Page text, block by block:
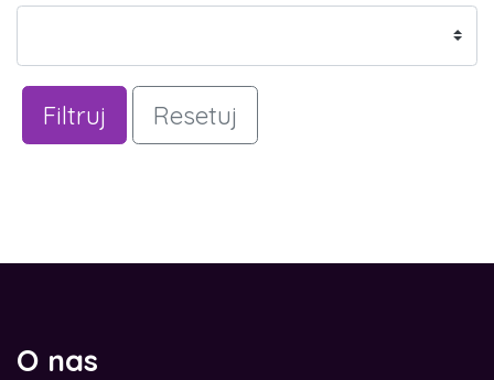
Filtruj Resetuj
O nas